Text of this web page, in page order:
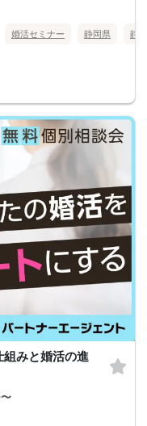
婚活セミナー 静岡県 静
組みと婚活の進